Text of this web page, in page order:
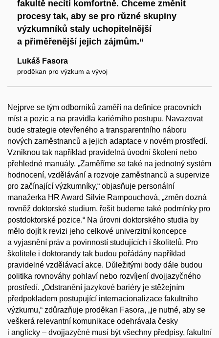
fakultě necítí komfortně. Chceme změnit
procesy tak, aby se pro různé skupiny
výzkumníků staly uchopitelnější
a přiměřenější jejich zájmům.“
Lukáš Fasora
proděkan pro výzkum a vývoj
Nejprve se tým odborníků zaměří na definice pracovních
míst a pozic a na pravidla kariérního postupu. Navazovat
bude strategie otevřeného a transparentního náboru
nových zaměstnanců a jejich adaptace v novém prostředí.
Vzniknou tak například pravidelná úvodní školení nebo
přehledné manuály. „Zaměříme se také na jednotný systém
hodnocení, vzdělávání a rozvoje zaměstnanců a supervize
pro začínající výzkumníky,“ objasňuje personální
manažerka HR Award Silvie Rampouchová, „změn dozná
rovněž doktorské studium, řešit budeme také podmínky pro
postdoktorské pozice.“ Na úrovni doktorského studia by
mělo dojít k revizi jeho celkové univerzitní koncepce
a vyjasnění práv a povinností studujících i školitelů. Pro
školitele i doktorandy tak budou pořádány například
pravidelné vzdělávací akce. Důležitými body dále budou
politika rovnováhy pohlaví nebo rozvíjení dvojjazyčného
prostředí. „Odstranění jazykové bariéry je stěžejním
předpokladem postupující internacionalizace fakultního
výzkumu,“ zdůrazňuje proděkan Fasora, „je nutné, aby se
veškerá relevantní komunikace odehrávala česky
i anglicky – dvojjazyčné musí být všechny předpisy, fakultní